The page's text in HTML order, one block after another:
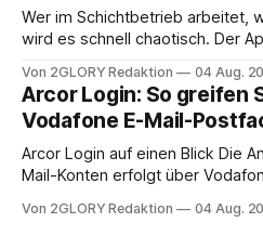
zusammentreffen oder größere
anstehen, zahlt sich
Wer im Schichtbetrieb arbeitet,
wird es schnell chaotisch. Der
abwesenheiten und die
Ihr personal digital zu
erfahren Sie alles, was Sie für
brauchen, von der Registrierung
Von 2GLORY Redaktion 04 Aug.
Arcor Login: So greifen
Vodafone E-Mail-
Arcor Login auf einen Blick Die Anmeldung für alte Arcor-E-
Mail-Konten erfolgt über
besitzt, loggt sich heute über
Von 2GLORY Redaktion 04 Aug.